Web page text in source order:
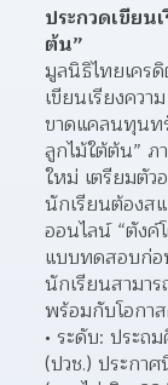
ประกวดเขียน
ต้น”
มูลนิธิไทยเคร
เขียนเรียงคว
ขาดแคลนทุนท
ลูกไม้ใต้ต้น” ภ
ใหม่ เตรียมตัว
นักเรียนต้องส
ออนไลน์ “ตังค์
แบบทดสอบก่อ
นักเรียนสามา
พร้อมกับโอกา
ระดับ: ประถ
(ปวช.) ประกา